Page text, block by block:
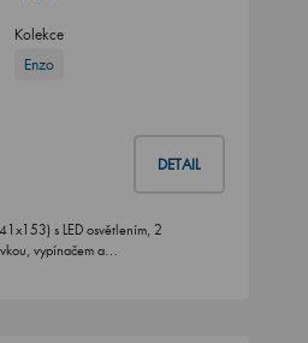
Kolekce
Enzo
DETAIL
s LED osvětlením, 2
vypínačem a…